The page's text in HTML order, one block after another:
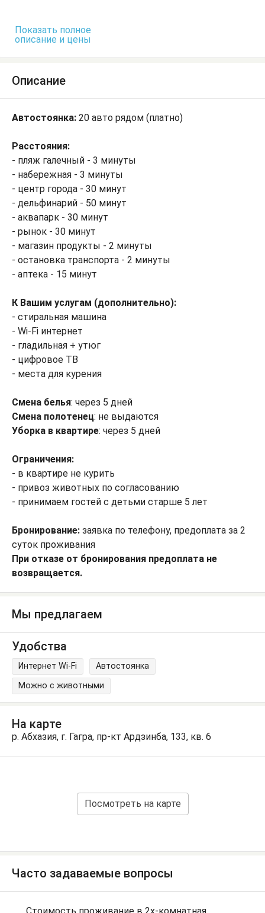
Показать полное
описание и цены
Описание
Автостоянка: 20 авто рядом (платно)
Расстояния:
- пляж галечный - 3 минуты
- набережная - 3 минуты
- центр города - 30 минут
- дельфинарий - 50 минут
- аквапарк - 30 минут
- рынок - 30 минут
- магазин продукты - 2 минуты
- остановка транспорта - 2 минуты
- аптека - 15 минут
К Вашим услугам (дополнительно):
- стиральная машина
- Wi-Fi интернет
- гладильная + утюг
- цифровое ТВ
- места для курения
Смена белья: через 5 дней
Смена полотенец: не выдаются
Уборка в квартире: через 5 дней
Ограничения:
- в квартире не курить
- привоз животных по согласованию
- принимаем гостей с детьми старше 5 лет
Бронирование: заявка по телефону, предоплата за 2
суток проживания
При отказе от бронирования предоплата не
возвращается.
Мы предлагаем
Удобства
Интернет Wi-Fi
Автостоянка
Можно с животными
На карте
р. Абхазия, г. Гагра, пр-кт Ардзинба, 133, кв. 6
Посмотреть на карте
Часто задаваемые вопросы
Стоимость проживание в 2х-комнатная